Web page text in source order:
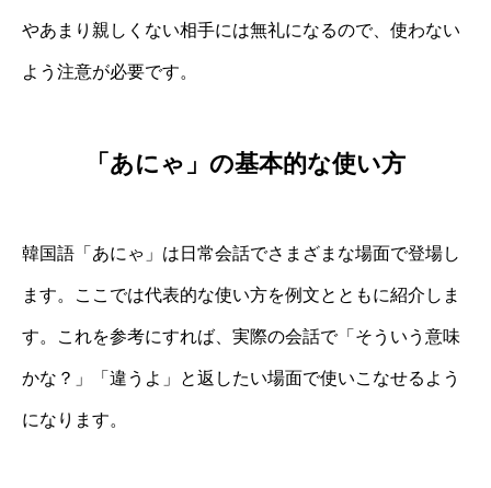
やあまり親しくない相手には無礼になるので、使わない
よう注意が必要です。
「あにゃ」の基本的な使い方
韓国語「あにゃ」は日常会話でさまざまな場面で登場し
ます。ここでは代表的な使い方を例文とともに紹介しま
す。これを参考にすれば、実際の会話で「そういう意味
かな？」「違うよ」と返したい場面で使いこなせるよう
になります。